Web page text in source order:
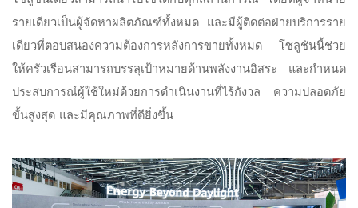
รายเดียวเป็นผู้จัดหาผลิตภัณฑ์ทั้งหมด และมีผู้ติดต่อฝ่ายบริการราย
เดียวที่ตอบสนองความต้องการหลังการขายทั้งหมด โซลูชันนี้ช่วย
ให้ครัวเรือนสามารถบรรลุเป้าหมายด้านพลังงานอิสระ และกำหนด
ประสบการณ์ผู้ใช้ใหม่ด้วยการดำเนินงานที่ไร้กังวล ความปลอดภัย
ขั้นสูงสุด และมีคุณภาพที่ดียิ่งขึ้น